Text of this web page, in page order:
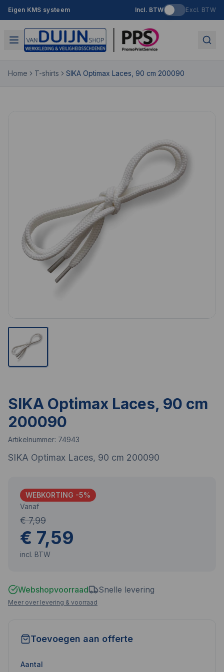
Eigen KMS systeem Incl. BTW Excl. BTW
Home T-shirts SIKA Optimax Laces, 90 cm 200090
SIKA Optimax Laces, 90 cm
200090
Artikelnummer: 74943
SIKA Optimax Laces, 90 cm 200090
WEBKORTING -5%
Vanaf
€ 7,99
€ 7,59
incl. BTW
Webshopvoorraad Snelle levering
Meer over levering & voorraad
Toevoegen aan offerte
Aantal